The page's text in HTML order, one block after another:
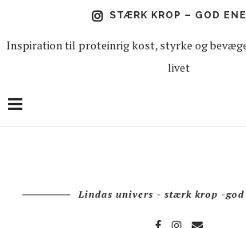
STÆRK KROP – GOD
Inspiration til proteinrig kost, styrke og
livet
Lindas univers - stærk krop -god